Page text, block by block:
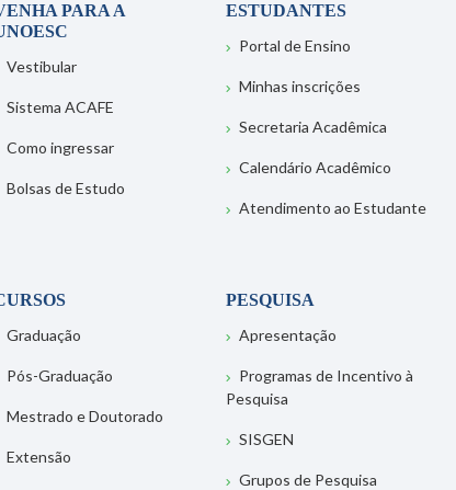
PARA A
Vestibular
Sistema ACAFE
Como ingressar
Bolsas de Estudo
ESTUDANTES
Portal de Ensino
Minhas inscrições
Secretaria Acadêmica
Calendário Acadêmico
Atendimento ao Estudante
Graduação
Pós-Graduação
Mestrado e Doutorado
Extensão
PESQUISA
Apresentação
Programas de Incentivo à
Pesquisa
SISGEN
Grupos de Pesquisa